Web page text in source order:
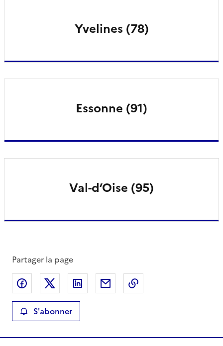
Yvelines (78)
Essonne (91)
Val-d’Oise (95)
Partager la page
Partager sur Facebook
Partager sur XPartager sur LinkedIn
Partager par email
S'abonner